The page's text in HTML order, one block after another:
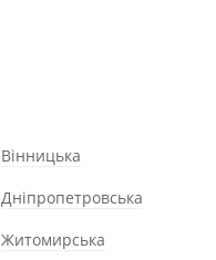
Вінницька
Дніпропетровська
Житомирська